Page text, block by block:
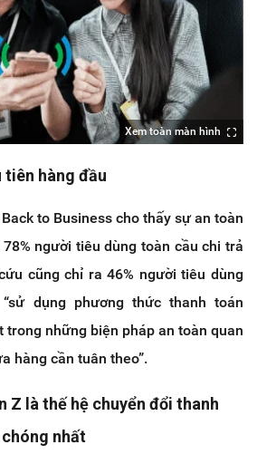
Xem toàn màn hình
tiên hàng đầu
to Business cho thấy sự an toàn
người tiêu dùng toàn cầu chi trả
cũng chỉ ra 46% người tiêu dùng
dụng phương thức thanh toán
trong những biện pháp an toàn quan
hàng cần tuân theo”.
Z là thế hệ chuyển đổi thanh
nhất